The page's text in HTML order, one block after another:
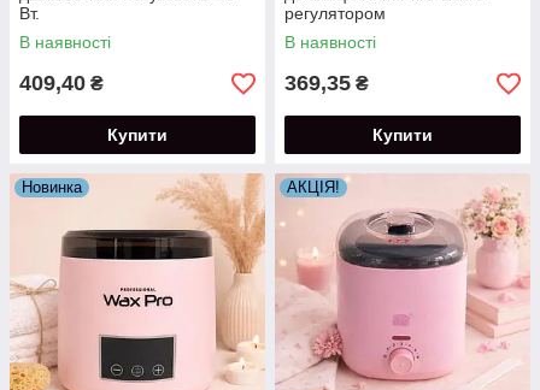
Вт.
В наявності
409,40 ₴
Купити
регулятором
В наявності
369,35 ₴
Купити
Новинка АКЦІЯ!